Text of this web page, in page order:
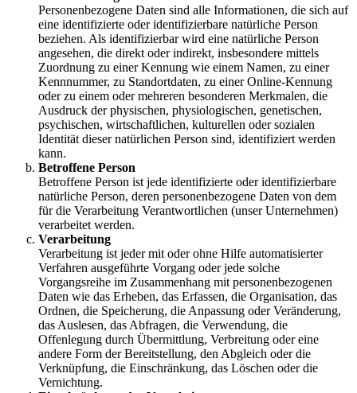
Personenbezogene Daten sind alle Informationen, die sich auf
eine identifizierte oder identifizierbare natürliche Person
beziehen. Als identifizierbar wird eine natürliche Person
angesehen, die direkt oder indirekt, insbesondere mittels
Zuordnung zu einer Kennung wie einem Namen, zu einer
Kennnummer, zu Standortdaten, zu einer Online-Kennung
oder zu einem oder mehreren besonderen Merkmalen, die
Ausdruck der physischen, physiologischen, genetischen,
psychischen, wirtschaftlichen, kulturellen oder sozialen
Identität dieser natürlichen Person sind, identifiziert werden
kann.
Betroffene Person
Betroffene Person ist jede identifizierte oder identifizierbare
natürliche Person, deren personenbezogene Daten von dem
für die Verarbeitung Verantwortlichen (unser Unternehmen)
verarbeitet werden.
Verarbeitung
Verarbeitung ist jeder mit oder ohne Hilfe automatisierter
Verfahren ausgeführte Vorgang oder jede solche
Vorgangsreihe im Zusammenhang mit personenbezogenen
Daten wie das Erheben, das Erfassen, die Organisation, das
Ordnen, die Speicherung, die Anpassung oder Veränderung,
das Auslesen, das Abfragen, die Verwendung, die
Offenlegung durch Übermittlung, Verbreitung oder eine
andere Form der Bereitstellung, den Abgleich oder die
Verknüpfung, die Einschränkung, das Löschen oder die
Vernichtung.